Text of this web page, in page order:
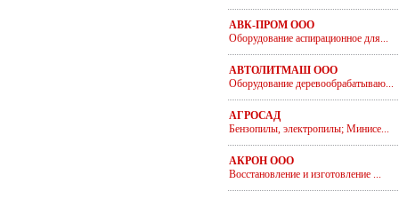
АВК-ПРОМ ООО
Оборудование аспирационное для...
АВТОЛИТМАШ ООО
Оборудование деревообрабатываю...
АГРОСАД
Бензопилы, электропилы; Минисе...
АКРОН ООО
Восстановление и изготовление ...